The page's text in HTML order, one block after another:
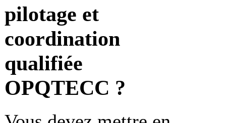
pilotage et
coordination
qualifiée
OPQTECC ?